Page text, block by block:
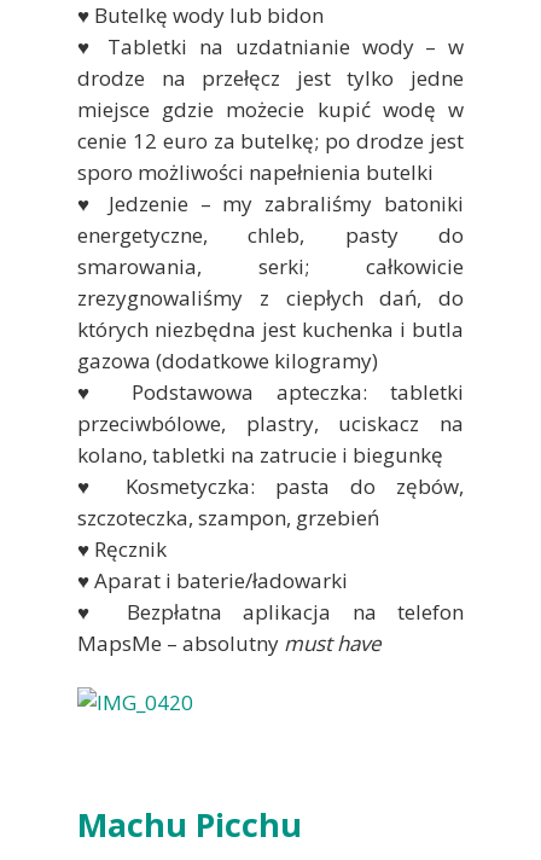
♥ Butelkę wody lub bidon
♥ Tabletki na uzdatnianie wody – w
drodze na przełęcz jest tylko jedne
miejsce gdzie możecie kupić wodę w
cenie 12 euro za butelkę; po drodze jest
sporo możliwości napełnienia butelki
♥ Jedzenie – my zabraliśmy batoniki
energetyczne, chleb, pasty do
smarowania, serki; całkowicie
zrezygnowaliśmy z ciepłych dań, do
których niezbędna jest kuchenka i butla
gazowa (dodatkowe kilogramy)
♥ Podstawowa apteczka: tabletki
przeciwbólowe, plastry, uciskacz na
kolano, tabletki na zatrucie i biegunkę
♥ Kosmetyczka: pasta do zębów,
szczoteczka, szampon, grzebień
♥ Ręcznik
♥ Aparat i baterie/ładowarki
♥ Bezpłatna aplikacja na telefon
MapsMe – absolutny must have
Machu Picchu